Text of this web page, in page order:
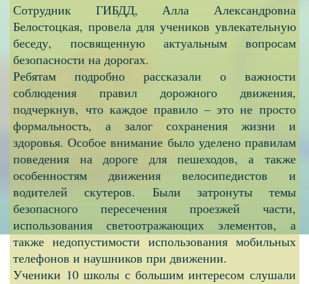
Сотрудник ГИБДД, Алла Александровна
Белостоцкая, провела для учеников увлекательную
беседу, посвященную актуальным вопросам
безопасности на дорогах.
Ребятам подробно рассказали о важности
соблюдения правил дорожного движения,
подчеркнув, что каждое правило – это не просто
формальность, а залог сохранения жизни и
здоровья. Особое внимание было уделено правилам
поведения на дороге для пешеходов, а также
особенностям движения велосипедистов и
водителей скутеров. Были затронуты темы
безопасного пересечения проезжей части,
использования светоотражающих элементов, а
также недопустимости использования мобильных
телефонов и наушников при движении.
Ученики 10 школы с большим интересом слушали